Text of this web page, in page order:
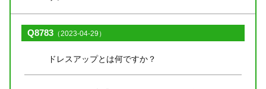
Q8783 （2023-04-29）
ドレスアップとは何ですか？